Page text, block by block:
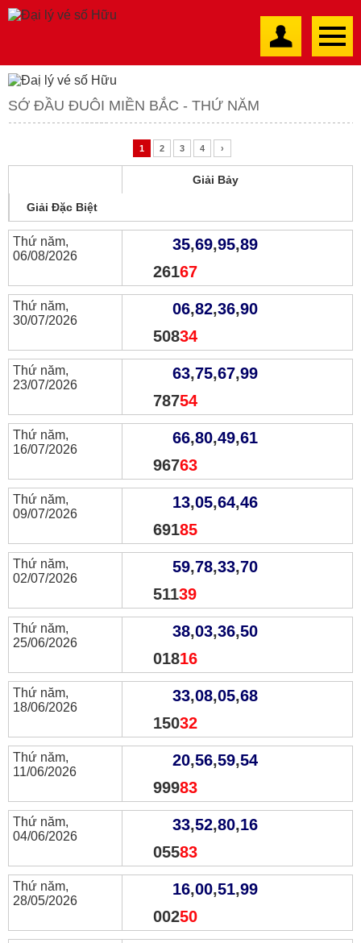
SỚ ĐẦU ĐUÔI MIỀN BẮC - THỨ NĂM
1 2 3 4 ›
Giải Bảy
Giải Đặc Biệt
Thứ năm,
06/08/2026
35,69,95,89
26167
Thứ năm,
30/07/2026
06,82,36,90
50834
Thứ năm,
23/07/2026
63,75,67,99
78754
Thứ năm,
16/07/2026
66,80,49,61
96763
Thứ năm,
09/07/2026
13,05,64,46
69185
Thứ năm,
02/07/2026
59,78,33,70
51139
Thứ năm,
25/06/2026
38,03,36,50
01816
Thứ năm,
18/06/2026
33,08,05,68
15032
Thứ năm,
11/06/2026
20,56,59,54
99983
Thứ năm,
04/06/2026
33,52,80,16
05583
Thứ năm,
28/05/2026
16,00,51,99
00250